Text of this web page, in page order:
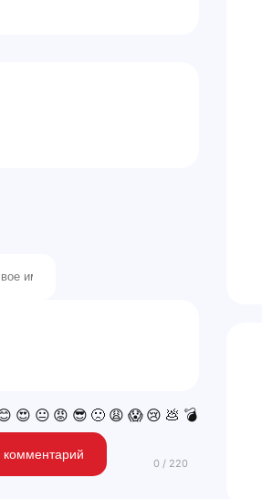
😍 😐 😡 😎 🙁 😩 😱 😢 💩 💣
комментарий